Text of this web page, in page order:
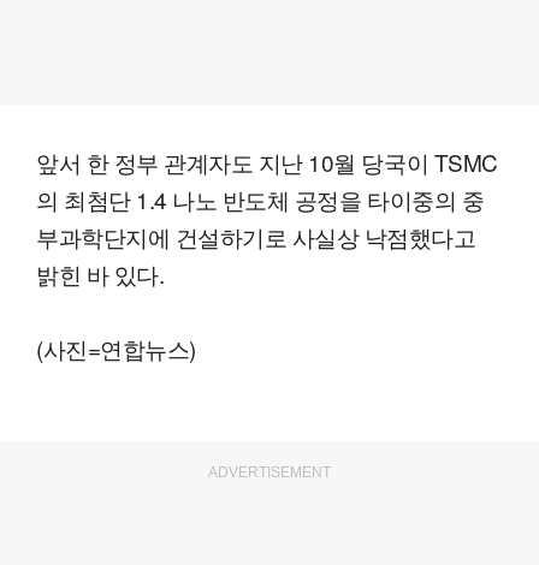
앞서 한 정부 관계자도 지난 10월 당국이 TSMC
의 최첨단 1.4 나노 반도체 공정을 타이중의 중
부과학단지에 건설하기로 사실상 낙점했다고
밝힌 바 있다.
(사진=연합뉴스)
ADVERTISEMENT